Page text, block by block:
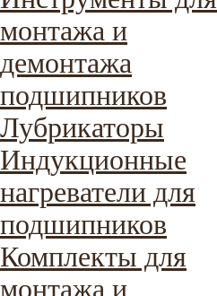
монтажа и
демонтажа
подшипников
Лубрикаторы
Индукционные
нагреватели для
подшипников
Комплекты для
монтажа и